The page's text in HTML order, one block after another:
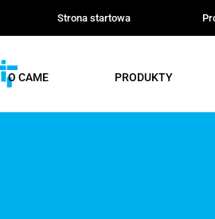
Strona startowa
O CAME PRODUKTY